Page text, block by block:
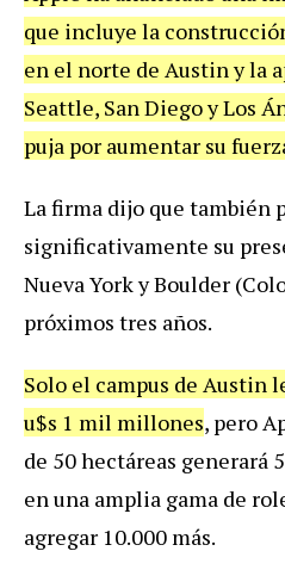
que incluye la
en el norte de Austin y la
Seattle, San Diego y Los
puja por aumentar su
La firma dijo que también
significativamente su
Nueva York y Boulder
próximos tres años.
Solo el campus de Austin
u$s 1 mil millones, pero
de 50 hectáreas generará
en una amplia gama de
agregar 10.000 más.